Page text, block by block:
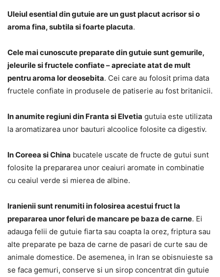
Uleiul esential din gutuie are un gust placut acrisor si o
aroma fina, subtila si foarte placuta.
Cele mai cunoscute preparate din gutuie sunt gemurile,
jeleurile si fructele confiate – apreciate atat de mult
pentru aroma lor deosebita. Cei care au folosit prima data
fructele confiate in produsele de patiserie au fost britanicii.
In anumite regiuni din Franta si Elvetia gutuia este utilizata
la aromatizarea unor bauturi alcoolice folosite ca digestiv.
In Coreea si China bucatele uscate de fructe de gutui sunt
folosite la prepararea unor ceaiuri aromate in combinatie
cu ceaiul verde si mierea de albine.
Iranienii sunt renumiti in folosirea acestui fruct la
prepararea unor feluri de mancare pe baza de carne. Ei
adauga felii de gutuie fiarta sau coapta la orez, friptura sau
alte preparate pe baza de carne de pasari de curte sau de
animale domestice. De asemenea, in Iran se obisnuieste sa
se faca gemuri, conserve si un sirop concentrat din gutuie